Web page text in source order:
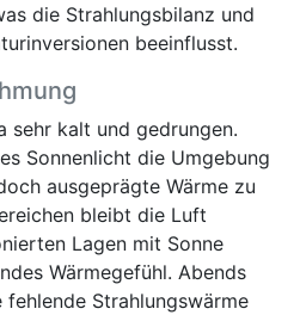
die Strahlungsbilanz und
beeinflusst.
sehr kalt und gedrungen.
Sonnenlicht die Umgebung
ausgeprägte Wärme zu
bleibt die Luft
Lagen mit Sonne
Wärmegefühl. Abends
Strahlungswärme